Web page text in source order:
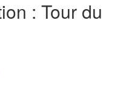
: Tour du